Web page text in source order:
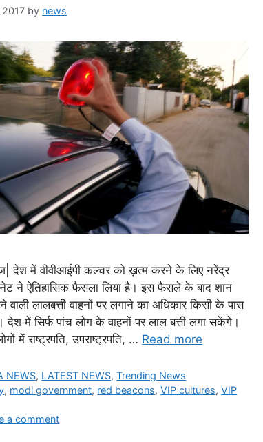
by news
देश में वीवीआईपी कल्चर को ख़त्म करने के लिए नरेंद्र
ने ऐतिहासिक फैसला लिया है। इस फैसले के बाद शान
वाली लालबत्ती वाहनों पर लगाने का अधिकार किसी के पास
देश में सिर्फ पांच लोग के वाहनों पर लाल बत्ती लगा सकेंगे।
में राष्ट्रपति, उपराष्ट्रपति, … Read more
NEWS, LATEST NEWS,Trending News
, modi government, red beacons,VIP cultures,VIP
a comment